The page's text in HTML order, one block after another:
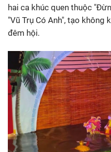
hai ca khúc quen thuộc
"Vũ Trụ Có Anh", tạo không
đêm hội.